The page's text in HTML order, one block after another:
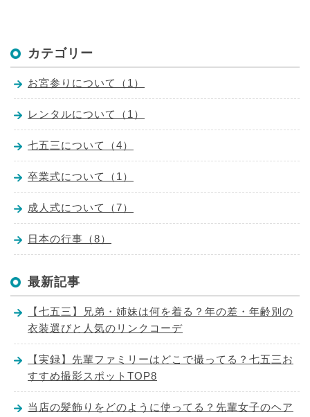
カテゴリー
お宮参りについて（1）
レンタルについて（1）
七五三について（4）
卒業式について（1）
成人式について（7）
日本の行事（8）
最新記事
【七五三】兄弟・姉妹は何を着る？年の差・年齢別の
衣装選びと人気のリンクコーデ
【実録】先輩ファミリーはどこで撮ってる？七五三お
すすめ撮影スポットTOP8
当店の髪飾りをどのように使ってる？先輩女子のヘア